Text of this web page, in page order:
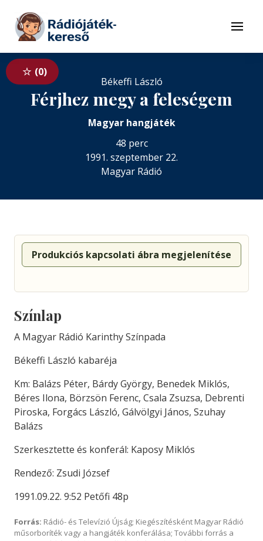
Tovább a tartalomhoz
Menü
0
Békeffi László
Férjhez megy a feleségem
Magyar hangjáték
48 perc
1991. szeptember 22.
Magyar Rádió
Produkciós kapcsolati ábra megjelenítése
Színlap
A Magyar Rádió Karinthy Színpada
Békeffi László kabaréja
Km: Balázs Péter, Bárdy György, Benedek Miklós,
Béres Ilona, Börzsön Ferenc, Csala Zsuzsa, Debrenti
Piroska, Forgács László, Gálvölgyi János, Szuhay
Balázs
Szerkesztette és konferál: Kaposy Miklós
Rendező: Zsudi József
1991.09.22. 9:52 Petőfi 48p
Forrás: Rádió- és Televízió Újság; Kiegészítésként Magyar Rádió
műsorboríték vagy a hangjáték konferálása; További forrás a